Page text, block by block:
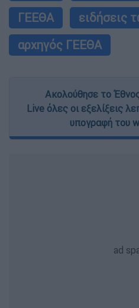
ΓΕΕΘΑ
ειδήσεις
αρχηγός ΓΕΕΘΑ
Ακολούθησε το
Live όλες οι εξελίξεις
υπογραφή του